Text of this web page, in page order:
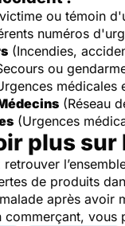
ou témoin
numéros
(Incendies,
ou
médicales
(Réseau
(Urgences
plus
de produits
après avoir
commerçant, vous